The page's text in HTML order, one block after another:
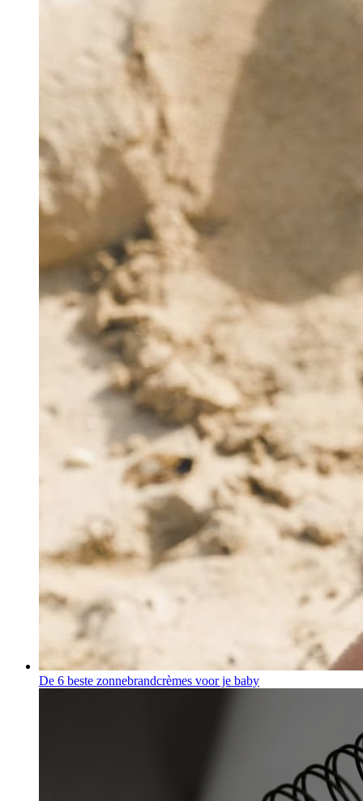
De 6 beste zonnebrandcrèmes voor je baby